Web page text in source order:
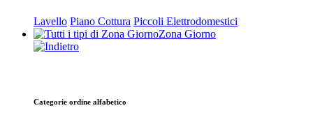
Lavello Piano Cottura Piccoli Elettrodomestici
Zona Giorno
Categorie ordine alfabetico